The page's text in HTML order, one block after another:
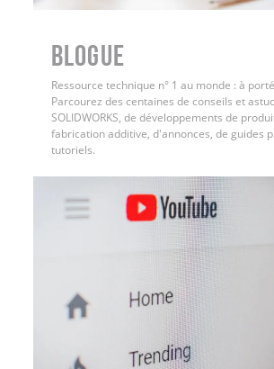
BLOGUE
Ressource technique n° 1 au monde : à
Parcourez des centaines de conseils et
SOLIDWORKS, de développements de
fabrication additive, d'annonces, de guides
tutoriels.